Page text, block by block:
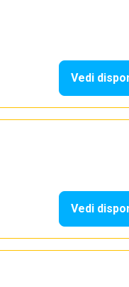
Vedi
Vedi